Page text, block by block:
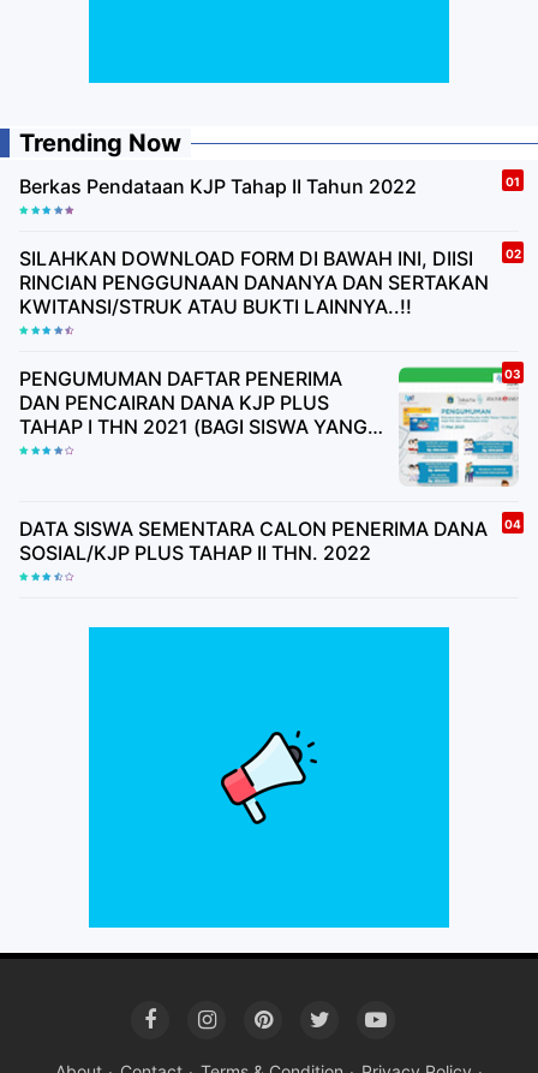
Trending Now
Berkas Pendataan KJP Tahap II Tahun 2022
SILAHKAN DOWNLOAD FORM DI BAWAH INI, DIISI
RINCIAN PENGGUNAAN DANANYA DAN SERTAKAN
KWITANSI/STRUK ATAU BUKTI LAINNYA..!!
PENGUMUMAN DAFTAR PENERIMA
DAN PENCAIRAN DANA KJP PLUS
TAHAP I THN 2021 (BAGI SISWA YANG
BELUM MEMILIKI BUKU TABUNGAN
DATA SISWA SEMENTARA CALON PENERIMA DANA
SOSIAL/KJP PLUS TAHAP II THN. 2022